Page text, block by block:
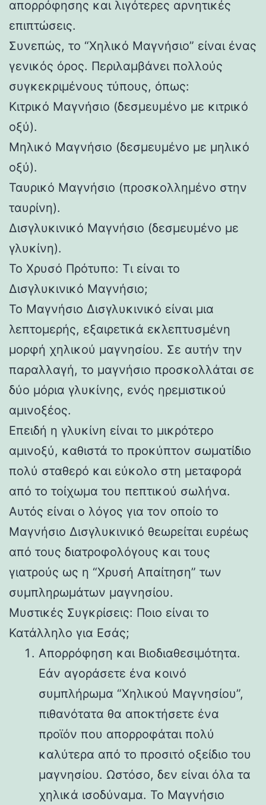
απορρόφησης και λιγότερες αρνητικές
επιπτώσεις.
Συνεπώς, το “Χηλικό Μαγνήσιο” είναι ένας
γενικός όρος. Περιλαμβάνει πολλούς
συγκεκριμένους τύπους, όπως:
Κιτρικό Μαγνήσιο (δεσμευμένο με κιτρικό
οξύ).
Μηλικό Μαγνήσιο (δεσμευμένο με μηλικό
οξύ).
Ταυρικό Μαγνήσιο (προσκολλημένο στην
ταυρίνη).
Δισγλυκινικό Μαγνήσιο (δεσμευμένο με
γλυκίνη).
Το Χρυσό Πρότυπο: Τι είναι το
Δισγλυκινικό Μαγνήσιο;
Το Μαγνήσιο Δισγλυκινικό είναι μια
λεπτομερής, εξαιρετικά εκλεπτυσμένη
μορφή χηλικού μαγνησίου. Σε αυτήν την
παραλλαγή, το μαγνήσιο προσκολλάται σε
δύο μόρια γλυκίνης, ενός ηρεμιστικού
αμινοξέος.
Επειδή η γλυκίνη είναι το μικρότερο
αμινοξύ, καθιστά το προκύπτον σωματίδιο
πολύ σταθερό και εύκολο στη μεταφορά
από το τοίχωμα του πεπτικού σωλήνα.
Αυτός είναι ο λόγος για τον οποίο το
Μαγνήσιο Δισγλυκινικό θεωρείται ευρέως
από τους διατροφολόγους και τους
γιατρούς ως η “Χρυσή Απαίτηση” των
συμπληρωμάτων μαγνησίου.
Μυστικές Συγκρίσεις: Ποιο είναι το
Κατάλληλο για Εσάς;
Απορρόφηση και Βιοδιαθεσιμότητα.
Εάν αγοράσετε ένα κοινό
συμπλήρωμα “Χηλικού Μαγνησίου”,
πιθανότατα θα αποκτήσετε ένα
προϊόν που απορροφάται πολύ
καλύτερα από το προσιτό οξείδιο του
μαγνησίου. Ωστόσο, δεν είναι όλα τα
χηλικά ισοδύναμα. Το Μαγνήσιο